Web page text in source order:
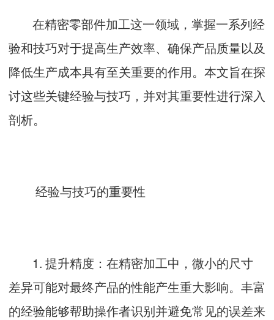
在精密零部件加工这一领域，掌握一系列经
验和技巧对于提高生产效率、确保产品质量以及
降低生产成本具有至关重要的作用。本文旨在探
讨这些关键经验与技巧，并对其重要性进行深入
剖析。
经验与技巧的重要性
1. 提升精度：在精密加工中，微小的尺寸
差异可能对最终产品的性能产生重大影响。丰富
的经验能够帮助操作者识别并避免常见的误差来